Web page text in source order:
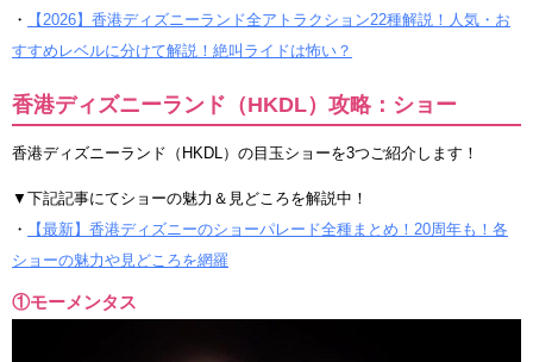
・
【2026】香港ディズニーランド全アトラクション22種解説！人気・お
すすめレベルに分けて解説！絶叫ライドは怖い？
香港ディズニーランド（HKDL）攻略：ショー
香港ディズニーランド（HKDL）の目玉ショーを3つご紹介します！
▼下記記事にてショーの魅力＆見どころを解説中！
・
【最新】香港ディズニーのショーパレード全種まとめ！20周年も！各
ショーの魅力や見どころを網羅
①モーメンタス